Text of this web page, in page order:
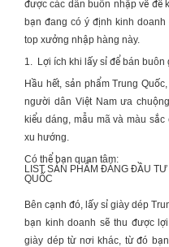
được các dân buôn nhập về để
bạn đang có ý định kinh
top xưởng nhập hàng này.
1. Lợi ích khi lấy sỉ để bán
Hầu hết, sản phẩm Trung
người dân Việt Nam ưa
kiểu dáng, mẫu mã và màu
xu hướng.
Có thể bạn quan tâm:
LISTSẢN PHẨM ĐÁNG ĐẦU
QUỐC
Bên cạnh đó, lấy sỉ giày dép
bạn kinh doanh sẽ thu được
giày dép từ nơi khác, từ đó